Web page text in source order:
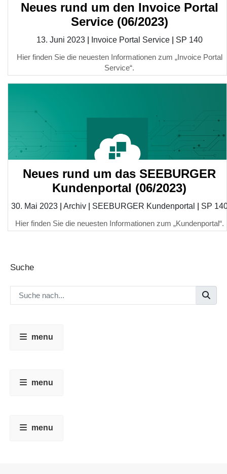
Neues rund um den Invoice Portal
Service (06/2023)
13. Juni 2023 Invoice Portal Service| SP 140
Hier finden Sie die neuesten Informationen zum „Invoice Portal
Service“.
Neues rund um das SEEBURGER
Kundenportal (06/2023)
30. Mai 2023 Archiv| SEEBURGER Kundenportal
SP
Hier finden Sie die neuesten Informationen zum „Kundenportal“.
Suche
menu
menu
menu